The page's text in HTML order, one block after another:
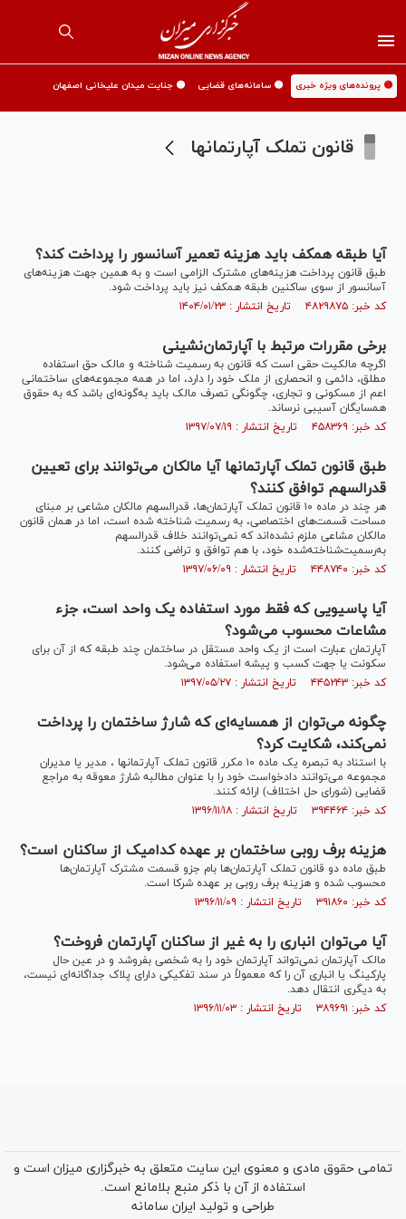
🟡 پرونده‌های ویژه خبری 🟡 سامانه‌های قضایی 🟡 جنایت میدان علیخانی اصفهان
قانون تملک آپارتمانها
آیا طبقه همکف باید هزینه تعمیر آسانسور را پرداخت کند؟
طبق قانون پرداخت هزینه‌های مشترک الزامی است و به همین جهت هزینه‌های
آسانسور از سوی ساکنین طبقه همکف نیز باید پرداخت شود.
کد خبر: ۴۸۲۹۸۷۵ تاریخ انتشار : ۱۴۰۴/۰۱/۲۳
برخی مقررات مرتبط با آپارتمان‌نشینی
اگرچه مالکیت حقی است که قانون به رسمیت شناخته و مالک حق استفاده
مطلق، دائمی و انحصاری از ملک خود را دارد، اما در همه مجموعه‌های ساختمانی
اعم از مسکونی و تجاری، چگونگی تصرف مالک باید به‌گونه‌ای باشد که به حقوق
همسایگان آسیبی نرساند.
کد خبر: ۴۵۸۳۶۹ تاریخ انتشار : ۱۳۹۷/۰۷/۱۹
طبق قانون تملک آپارتمانها آیا مالکان می‌توانند برای تعیین
قدرالسهم توافق کنند؟
هر چند در ماده ۱۰ قانون تملک آپارتمان‌ها، قدرالسهم مالکان مشاعی بر مبنای
مساحت قسمت‌های اختصاصی، به رسمیت شناخته شده است، اما در همان قانون
مالکان مشاعی ملزم نشده‌اند که نمی‌توانند خلاف قدرالسهم
به‌رسمیت‌شناخته‌شده خود، با هم توافق و تراضی کنند.
کد خبر: ۴۴۸۷۴۰ تاریخ انتشار : ۱۳۹۷/۰۶/۰۹
آیا پاسیویی که فقط مورد استفاده یک واحد است، جزء
مشاعات محسوب می‌شود؟
آپارتمان عبارت است از یک واحد مستقل در ساختمان چند طبقه که از آن برای
سکونت یا جهت کسب و پیشه استفاده می‌شود.
کد خبر: ۴۴۵۲۴۳ تاریخ انتشار : ۱۳۹۷/۰۵/۲۷
چگونه می‌توان از همسایه‌ای که شارژ ساختمان را پرداخت
نمی‌کند، شکایت کرد؟
با استناد به تبصره یک ماده ۱۰ مکرر قانون تملک آپارتمانها ، مدیر یا مدیران
مجموعه می‌توانند دادخواست خود را با عنوان مطالبه شارژ معوقه به مراجع
قضایی (شورای حل اختلاف) ارائه کنند.
کد خبر: ۳۹۴۴۶۴ تاریخ انتشار : ۱۳۹۶/۱۱/۱۸
هزینه برف روبی ساختمان بر عهده کدامیک از ساکنان است؟
طبق ماده دو قانون تملک آپارتمان‌ها بام جزو قسمت مشترک آپارتمان‌ها
محسوب شده و هزینه برف روبی بر عهده شرکا است.
کد خبر: ۳۹۱۸۶۰ تاریخ انتشار : ۱۳۹۶/۱۱/۰۹
آیا می‌توان انباری را به غیر از ساکنان آپارتمان فروخت؟
مالک آپارتمان نمی‌تواند آپارتمان خود را به شخصی بفروشد و در عین حال
پارکینگ یا انباری آن را که معمولاً در سند تفکیکی دارای پلاک جداگانه‌ای نیست،
به دیگری انتقال دهد.
کد خبر: ۳۸۹۶۹۱ تاریخ انتشار : ۱۳۹۶/۱۱/۰۳
تمامی حقوق مادی و معنوی این سایت متعلق به خبرگزاری میزان است و
استفاده از آن با ذکر منبع بلامانع است.
طراحی و تولید ایران سامانه